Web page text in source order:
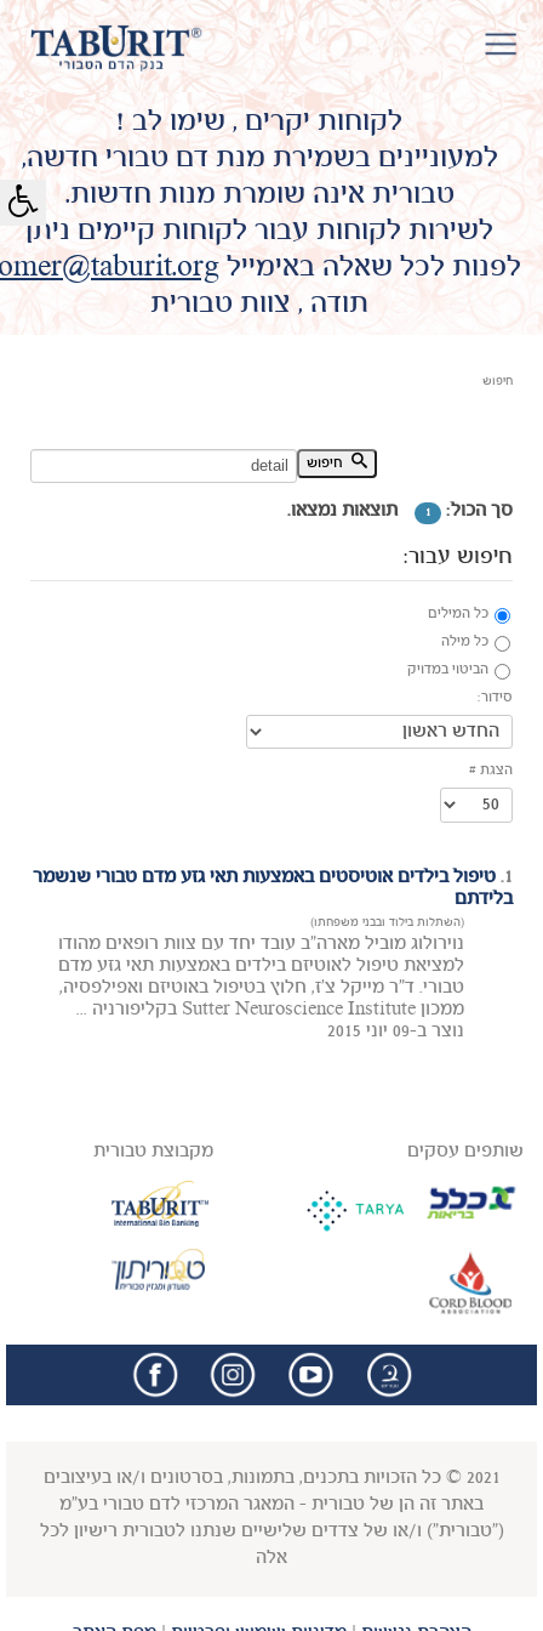
לקוחות יקרים , שימו לב !
למעוניינים בשמירת מנת דם טבורי חדשה,
טבורית אינה שומרת מנות חדשות.
לשירות לקוחות עבור לקוחות קיימים ניתן
לפנות לכל שאלה באימייל
תודה , צוות טבורית
חיפוש
חיפוש מילת מפתח:
סך הכול: 1 תוצאות נמצאו.
חיפוש עבור:
כל המילים
כל מילה
הביטוי במדויק
סידור:
הצגת #
1. טיפול בילדים אוטיסטים באמצעות תאי גזע מדם טבורי שנשמר
בלידתם
(השתלות בילוד ובבני משפחתו)
נוירולוג מוביל מארה"ב עובד יחד עם צוות רופאים מהודו
למציאת טיפול לאוטיזם בילדים באמצעות תאי גזע מדם
טבורי. ד"ר מייקל צ'ז, חלוץ בטיפול באוטיזם ואפילפסיה,
ממכון Sutter Neuroscience Institute בקליפורניה ...
נוצר ב-09 יוני 2015
שותפים עסקים מקבוצת טבורית
2021 © כל הזכויות בתכנים, בתמונות, בסרטונים ו/או בעיצובים
באתר זה הן של טבורית - המאגר המרכזי לדם טבורי בע"מ
("טבורית") ו/או של צדדים שלישיים שנתנו לטבורית רישיון לכל
אלה